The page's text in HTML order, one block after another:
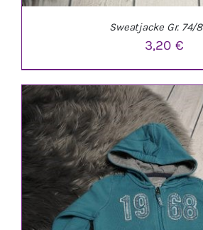
IN DEN WARENKORB /
Sweatjacke Gr. 74/
3,20€